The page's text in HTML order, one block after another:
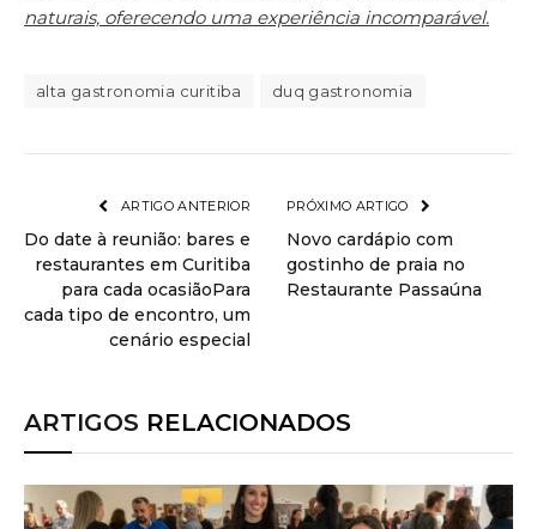
naturais, oferecendo uma experiência incomparável.
alta gastronomia curitiba duq gastronomia
ARTIGO ANTERIOR
Do date à reunião: bares e
restaurantes em Curitiba
para cada ocasiãoPara
cada tipo de encontro, um
cenário especial
PRÓXIMO ARTIGO
Novo cardápio com
gostinho de praia no
Restaurante Passaúna
ARTIGOS RELACIONADOS